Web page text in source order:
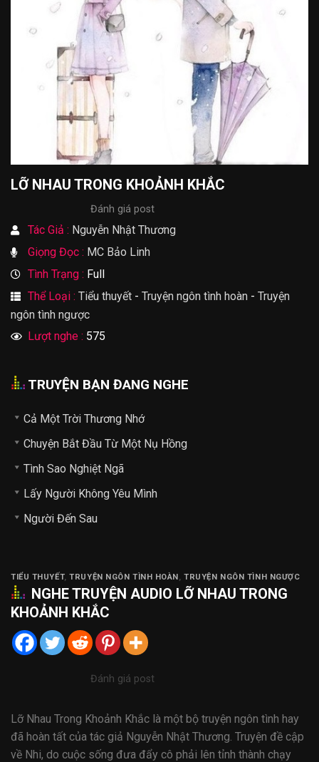
LỠ NHAU TRONG KHOẢNH KHẮC
Đánh giá post
Tác Giả : Nguyễn Nhật Thương
Giọng Đọc : MC Bảo Linh
Tình Trạng : Full
Thể Loại : Tiểu thuyết - Truyện ngôn tình hoàn - Truyện
ngôn tình ngược
Lượt nghe : 575
TRUYỆN BẠN ĐANG NGHE
Cả Một Trời Thương Nhớ
Chuyện Bắt Đầu Từ Một Nụ Hồng
Tình Sao Nghiệt Ngã
Lấy Người Không Yêu Mình
Người Đến Sau
TIỂU THUYẾT,TRUYỆN NGÔN TÌNH HOÀN,TRUYỆN NGÔN TÌNH NGƯỢC
NGHETRUYỆN AUDIO LỠ NHAU TRONG
KHOẢNH KHẮC
Đánh giá post
Lỡ Nhau Trong Khoảnh Khắc là một bộ truyện ngôn tình hay
đã hoàn tất của tác giả Nguyễn Nhật Thương. Truyện đề cập
về Nhi, do cuộc sống đưa đẩy cô phải lên tỉnh thành chạy